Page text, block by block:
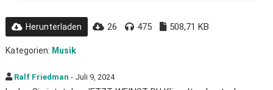
Herunterladen 26 475 508,71 KB
Kategorien: Musik
Ralf Friedman - Juli 9, 2024